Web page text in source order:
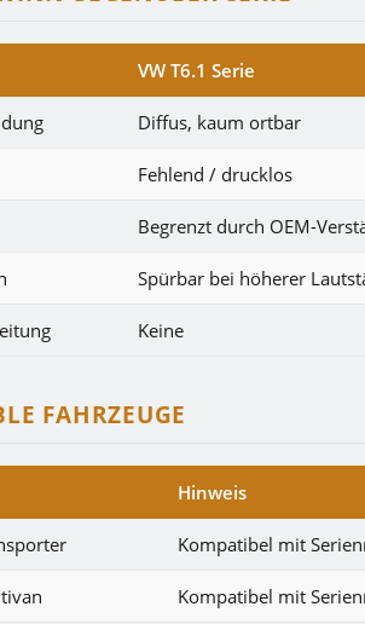
VW T6.1 Serie
Diffus, kaum ortbar
Fehlend / drucklos
Begrenzt durch OEM-
Spürbar bei höherer
Keine
FAHRZEUGE
Hinweis
Kompatibel mit
Kompatibel mit